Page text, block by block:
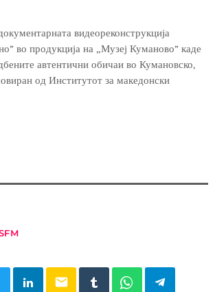
видеореконструкција
во продукција на „Музеј Куманово” каде
автентични обичаи во Кумановско,
од Институтот за македонски
email